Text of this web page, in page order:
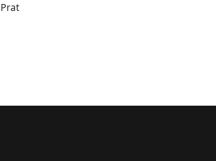
SEGONA FEB): El CB Prat guanya a Benicarló